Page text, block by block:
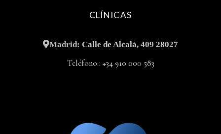
CLÍNICAS
Madrid: Calle de Alcalá, 409 28027
Teléfono : +34 910 000 583